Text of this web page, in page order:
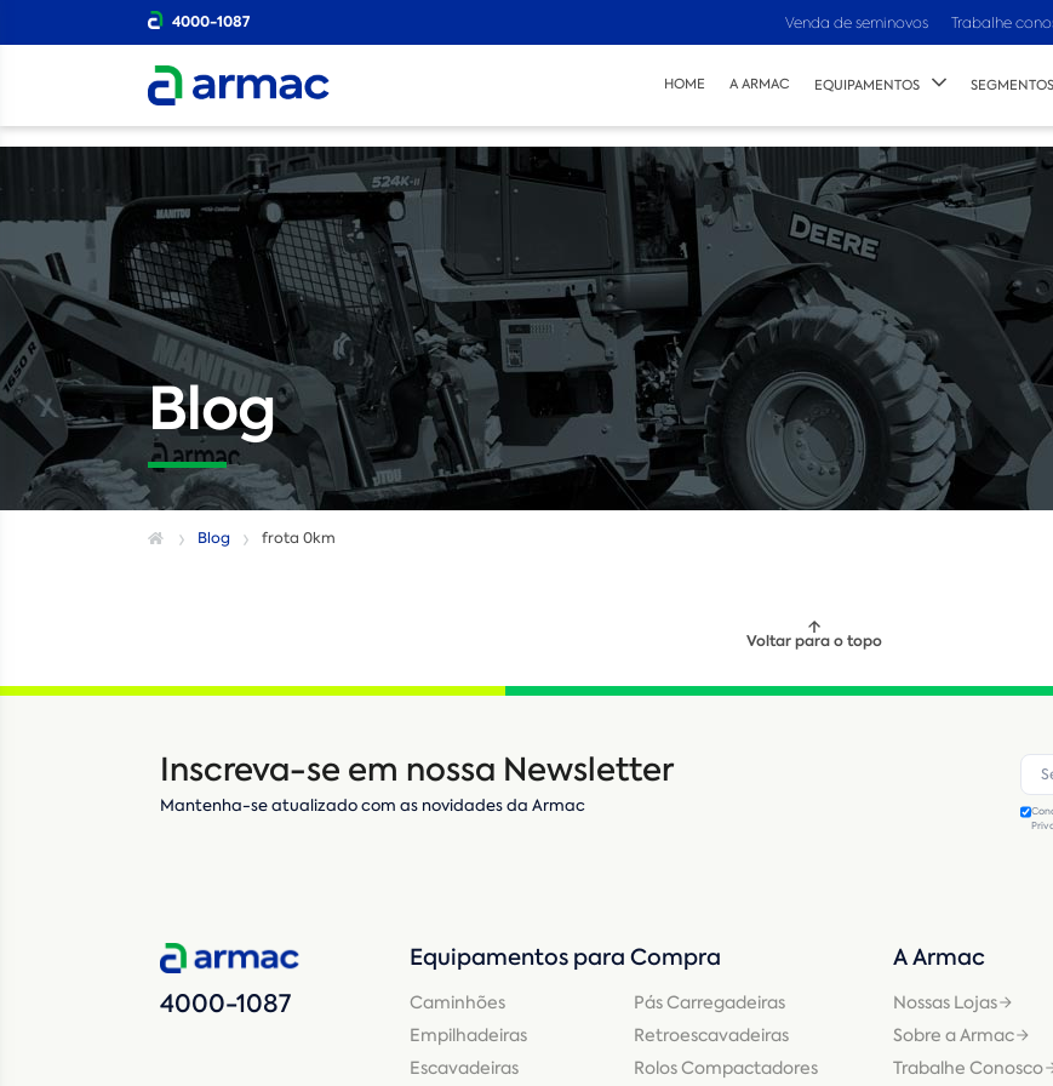
4000-1087 Venda de seminovos Trabalhe
HOME A ARMAC EQUIPAMENTOS SEGMENTOS
Blog
Blog frota 0km
Voltar para o topo
Inscreva-se em nossa Newsletter
Mantenha-se atualizado com as novidades da Armac
4000-1087
Equipamentos para Compra
Caminhões
Empilhadeiras
Escavadeiras
Pás Carregadeiras
Retroescavadeiras
Rolos Compactadores
A Armac
Nossas Lojas
Sobre a Armac
Trabalhe Conosco